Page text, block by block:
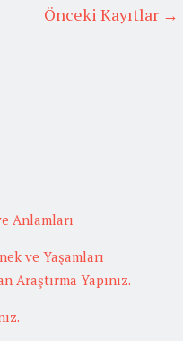
Önceki Kayıtlar →
Anlamları
ve Yaşamları
Araştırma Yapınız.